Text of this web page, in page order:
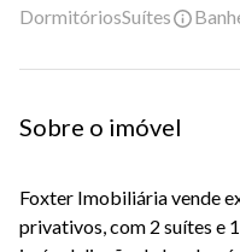
DormitóriosSuítes
Sobre o imóvel
Foxter Imobiliária vende
privativos, com 2 suítes e